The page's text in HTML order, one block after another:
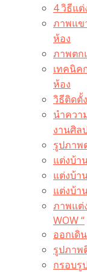
4 วิธีแ
ภาพแข
ห้อง
ภาพตก
เทคนิค
ห้อง
วิธีติดตั้
นำควา
งานศิล
รูปภาพ
แต่งบ้า
แต่งบ้า
แต่งบ้า
ภาพแต่
WOW “
ออกเดิ
รูปภาพ
กรอบรู